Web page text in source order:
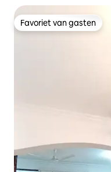
Favoriet van gasten
Favoriet van gasten